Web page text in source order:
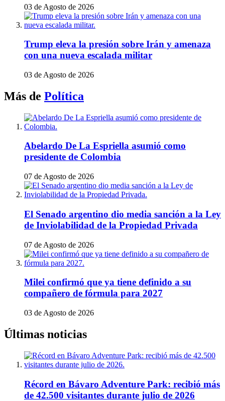
03 de Agosto de 2026
Trump eleva la presión sobre Irán y amenaza
con una nueva escalada militar
03 de Agosto de 2026
Más de Política
Abelardo De La Espriella asumió como
presidente de Colombia
07 de Agosto de 2026
El Senado argentino dio media sanción a la Ley
de Inviolabilidad de la Propiedad Privada
07 de Agosto de 2026
Milei confirmó que ya tiene definido a su
compañero de fórmula para 2027
03 de Agosto de 2026
Últimas noticias
Récord en Bávaro Adventure Park: recibió más
de 42.500 visitantes durante julio de 2026